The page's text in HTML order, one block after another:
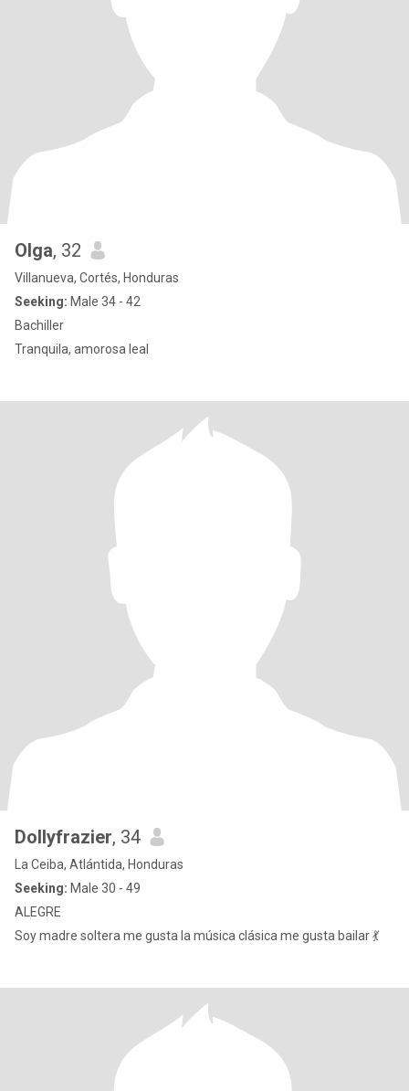
Olga, 32
Villanueva, Cortés, Honduras
Seeking: Male 34 - 42
Bachiller
Tranquila, amorosa leal
Dollyfrazier, 34
La Ceiba, Atlántida, Honduras
Seeking: Male 30 - 49
ALEGRE
Soy madre soltera me gusta la música clásica me gusta bailar 💃